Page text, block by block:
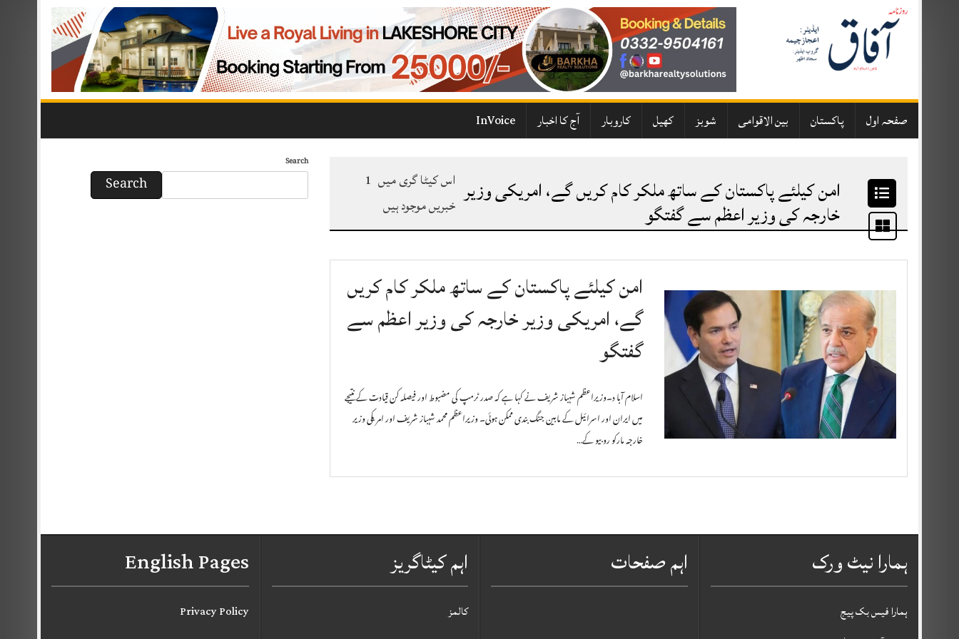
to
content
صفحہ اول پاکستان بین الاقوامی شوبز کھیل کاروبار آج کا اخبار
InVoice
Search
Search امن کیلئے پاکستان کے ساتھ ملکر کام کریں گے، امریکی وزیر
خارجہ کی وزیر اعظم سے گفتگو
اس کیٹا گری میں 1
خبریں موجود ہیں
امن کیلئے پاکستان کے ساتھ ملکر کام کریں
گے، امریکی وزیر خارجہ کی وزیر اعظم سے
گفتگو
اسلام آبا د۔وزیراعظم شہباز شریف نے کہا ہے کہ صدر ٹرمپ کی مضبوط اور فیصلہ کن قیادت کے نتیجے
میں ایران اور اسرائیل کے مابین جنگ بندی ممکن ہوئی۔ وزیراعظم محمد شہباز شریف اور امریکی وزیر
خارجہ مارکو روبیو کے…
English Pages
Privacy Policy
اہم کیٹاگریز
کالمز
اہم صفحات ہمارا نیٹ ورک
ہمارا فیس بک پیج